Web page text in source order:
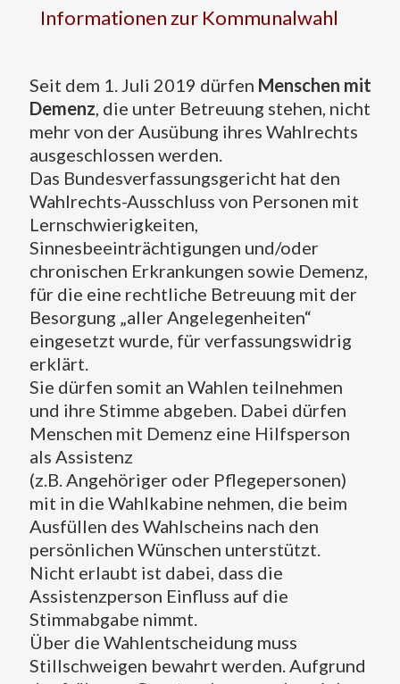
Informationen zur Kommunalwahl
Seit dem 1. Juli 2019 dürfen Menschen mit
Demenz, die unter Betreuung stehen, nicht
mehr von der Ausübung ihres Wahlrechts
ausgeschlossen werden.
Das Bundesverfassungsgericht hat den
Wahlrechts-Ausschluss von Personen mit
Lernschwierigkeiten,
Sinnesbeeinträchtigungen und/oder
chronischen Erkrankungen sowie Demenz,
für die eine rechtliche Betreuung mit der
Besorgung „aller Angelegenheiten“
eingesetzt wurde, für verfassungswidrig
erklärt.
Sie dürfen somit an Wahlen teilnehmen
und ihre Stimme abgeben. Dabei dürfen
Menschen mit Demenz eine Hilfsperson
als Assistenz
(z.B. Angehöriger oder Pflegepersonen)
mit in die Wahlkabine nehmen, die beim
Ausfüllen des Wahlscheins nach den
persönlichen Wünschen unterstützt.
Nicht erlaubt ist dabei, dass die
Assistenzperson Einfluss auf die
Stimmabgabe nimmt.
Über die Wahlentscheidung muss
Stillschweigen bewahrt werden. Aufgrund